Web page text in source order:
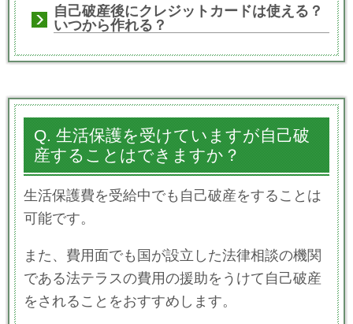
自己破産後にクレジットカードは使える？
いつから作れる？
Q. 生活保護を受けていますが自己破
産することはできますか？
生活保護費を受給中でも自己破産をすることは
可能です。
また、費用面でも国が設立した法律相談の機関
である法テラスの費用の援助をうけて自己破産
をされることをおすすめします。